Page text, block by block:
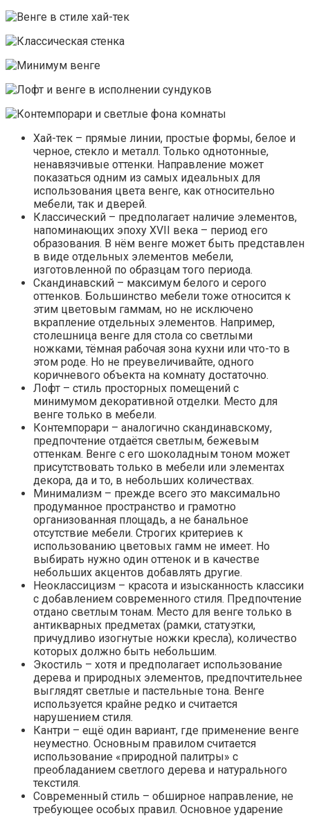
Хай-тек – прямые линии, простые формы, белое и
черное, стекло и металл. Только однотонные,
ненавязчивые оттенки. Направление может
показаться одним из самых идеальных для
использования цвета венге, как относительно
мебели, так и дверей.
Классический – предполагает наличие элементов,
напоминающих эпоху XVII века – период его
образования. В нём венге может быть представлен
в виде отдельных элементов мебели,
изготовленной по образцам того периода.
Скандинавский – максимум белого и серого
оттенков. Большинство мебели тоже относится к
этим цветовым гаммам, но не исключено
вкрапление отдельных элементов. Например,
столешница венге для стола со светлыми
ножками, тёмная рабочая зона кухни или что-то в
этом роде. Но не преувеличивайте, одного
коричневого объекта на комнату достаточно.
Лофт – стиль просторных помещений с
минимумом декоративной отделки. Место для
венге только в мебели.
Контемпорари – аналогично скандинавскому,
предпочтение отдаётся светлым, бежевым
оттенкам. Венге с его шоколадным тоном может
присутствовать только в мебели или элементах
декора, да и то, в небольших количествах.
Минимализм – прежде всего это максимально
продуманное пространство и грамотно
организованная площадь, а не банальное
отсутствие мебели. Строгих критериев к
использованию цветовых гамм не имеет. Но
выбирать нужно один оттенок и в качестве
небольших акцентов добавлять другие.
Неоклассицизм – красота и изысканность классики
с добавлением современного стиля. Предпочтение
отдано светлым тонам. Место для венге только в
антикварных предметах (рамки, статуэтки,
причудливо изогнутые ножки кресла), количество
которых должно быть небольшим.
Экостиль – хотя и предполагает использование
дерева и природных элементов, предпочтительнее
выглядят светлые и пастельные тона. Венге
используется крайне редко и считается
нарушением стиля.
Кантри – ещё один вариант, где применение венге
неуместно. Основным правилом считается
использование «природной палитры» с
преобладанием светлого дерева и натурального
текстиля.
Современный стиль – обширное направление, не
требующее особых правил. Основное ударение